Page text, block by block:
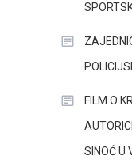
FILM O
SINOĆ U